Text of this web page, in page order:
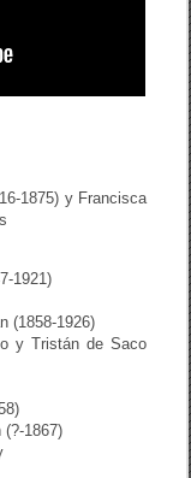
1875) y Francisca
1921)
(1858-1926)
y Tristán de Saco
(?-1867)